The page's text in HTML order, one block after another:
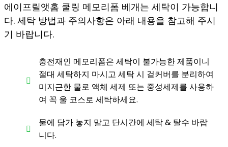
에이프릴앳홈 쿨링 메모리폼 베개는 세탁이 가능합니
다. 세탁 방법과 주의사항은 아래 내용을 참고해 주시
기 바랍니다.
충전재인 메모리폼은 세탁이 불가능한 제품이니
절대 세탁하지 마시고 세탁 시 겉커버를 분리하여
미지근한 물로 액체 세제 또는 중성세제를 사용하
여 꼭 울 코스로 세탁하세요.
물에 담가 놓지 말고 단시간에 세탁 & 탈수 바랍
니다.